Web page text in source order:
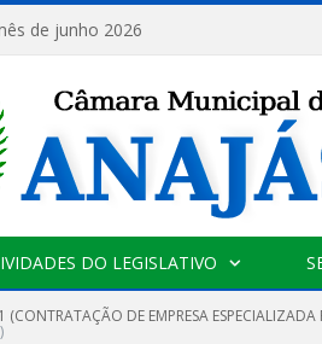
de junho 2026
DO LEGISLATIVO
(CONTRATAÇÃO DE EMPRESA